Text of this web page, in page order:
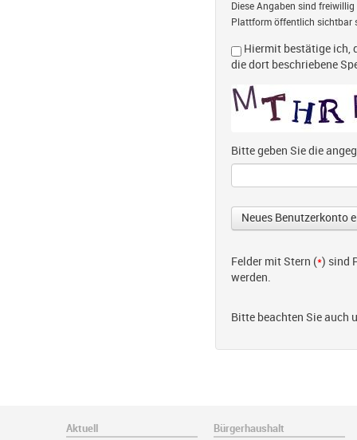
Diese Angaben sind
Plattform öffentlich sichtbar
Hiermit bestätige ich,
die dort beschriebene
Bitte geben Sie die
Felder mit Stern (*) sind
werden.
Bitte beachten Sie auch
Aktuell
Bürgerhaushalt